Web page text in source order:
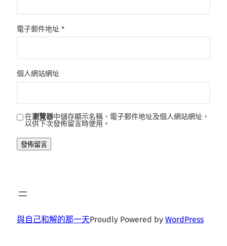
電子郵件地址 *
個人網站網址
在瀏覽器中儲存顯示名稱、電子郵件地址及個人網站網址，
以供下次發佈留言時使用。
與自己和解的那一天Proudly Powered by WordPress